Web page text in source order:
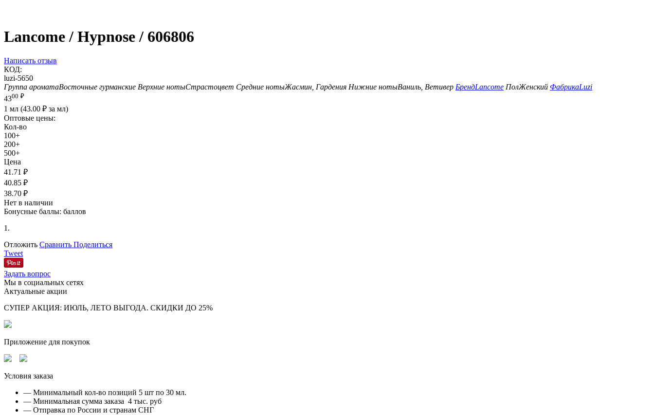
Lancome / Hypnose / 606806
Написать отзыв
КОД:
luzi-5650
Группа ароматаВосточные гурманские Верхние нотыСтрастоцвет Средние нотыЖасмин, Гардения Нижние нотыВаниль, Ветивер БрендLancome ПолЖенский ФабрикаLuzi
4300 ₽
1 мл (43.00 ₽ за мл)
Оптовые цены:
Кол-во
100+
200+
500+
Цена
41.71 ₽
40.85 ₽
38.70 ₽
Нет в наличии
Бонусные баллы: баллов
1.
Отложить Сравнить Поделиться
Tweet
Задать вопрос
Мы в социальных сетях
Актуальные акции
СУПЕР АКЦИЯ: ИЮЛЬ, ЛЕТО ВЫГОДА. СКИДКИ ДО 25%
Приложение для покупок
Условия заказа
— Минимальный кол-во позиций 5 шт по 30 мл.
— Минимальная сумма заказа 4 тыс. руб
— Отправка по России и странам СНГ